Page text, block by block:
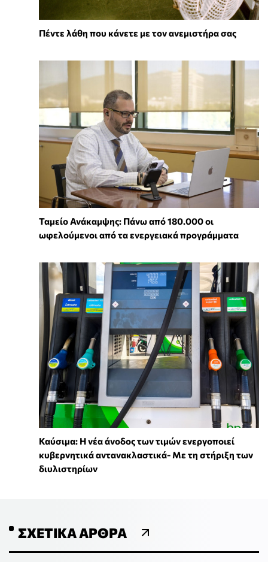
Πέντε λάθη που κάνετε με τον ανεμιστήρα σας
Ταμείο Ανάκαμψης: Πάνω από 180.000 οι
ωφελούμενοι από τα ενεργειακά προγράμματα
Καύσιμα: Η νέα άνοδος των τιμών ενεργοποιεί
κυβερνητικά αντανακλαστικά- Με τη στήριξη των
διυλιστηρίων
ΣΧΕΤΙΚΆ ΆΡΘΡΑ